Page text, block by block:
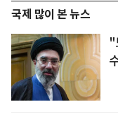
국제 많이 본 뉴스
"